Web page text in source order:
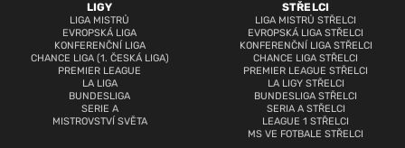
LIGY
LIGA MISTRŮ
EVROPSKÁ LIGA
KONFERENČNÍ LIGA
CHANCE LIGA (1. ČESKÁ LIGA)
PREMIER LEAGUE
LA LIGA
BUNDESLIGA
SERIE A
MISTROVSTVÍ SVĚTA
STŘELCI
LIGA MISTRŮ STŘELCI
EVROPSKÁ LIGA STŘELCI
KONFERENČNÍ LIGA STŘELCI
CHANCE LIGA STŘELCI
PREMIER LEAGUE STŘELCI
LA LIGY STŘELCI
BUNDESLIGA STŘELCI
SERIA A STŘELCI
LEAGUE 1 STŘELCI
MS VE FOTBALE STŘELCI